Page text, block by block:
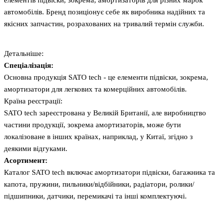
автомобілів. Бренд позиціонує себе як виробника надійних та
якісних запчастин, розрахованих на тривалий термін служби.
Детальніше:
Спеціалізація:
Основна продукція SATO tech - це елементи підвіски, зокрема,
амортизатори для легкових та комерційних автомобілів.
Країна реєстрації:
SATO tech зареєстрована у Великій Британії, але виробництво
частини продукції, зокрема амортизаторів, може бути
локалізоване в інших країнах, наприклад, у Китаї, згідно з
деякими відгуками.
Асортимент:
Каталог SATO tech включає амортизатори підвіски, багажника та
капота, пружини, пильники/відбійники, радіатори, ролики/
підшипники, датчики, перемикачі та інші комплектуючі.